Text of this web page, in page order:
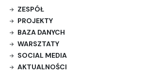
ZESPÓŁ
PROJEKTY
BAZA DANYCH
WARSZTATY
SOCIAL MEDIA
AKTUALNOŚCI